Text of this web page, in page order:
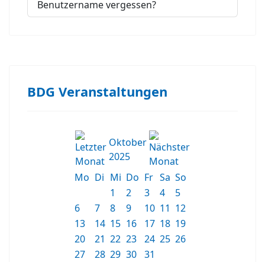
Benutzername vergessen?
BDG Veranstaltungen
Oktober
2025
Mo Di Mi Do Fr Sa So
1
2 3 4
5
6
7 8 9 10 11 12
13
14 15 16 17 18 19
20
21 22 23 24 25 26
27
28 29 30 31